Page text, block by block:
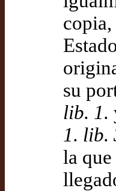
su
lib. 1.
1. lib.
la